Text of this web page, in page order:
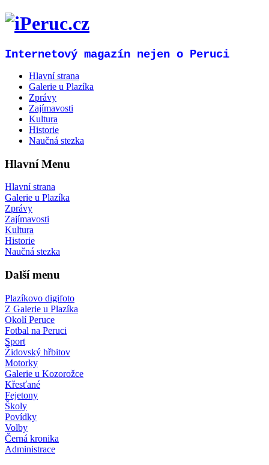
Internetový magazín nejen o Peruci
Hlavní strana
Galerie u Plazíka
Zprávy
Zajímavosti
Kultura
Historie
Naučná stezka
Hlavní Menu
Hlavní strana
Galerie u Plazíka
Zprávy
Zajímavosti
Kultura
Historie
Naučná stezka
Další menu
Plazíkovo digifoto
Z Galerie u Plazíka
Okolí Peruce
Fotbal na Peruci
Sport
Židovský hřbitov
Motorky
Galerie u Kozorožce
Křesťané
Fejetony
Školy
Povídky
Volby
Černá kronika
Administrace